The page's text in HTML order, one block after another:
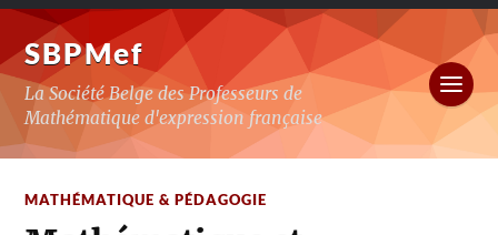
SBPMef
La Société Belge des Professeurs de
Mathématique d'expression française
MATHÉMATIQUE & PÉDAGOGIE